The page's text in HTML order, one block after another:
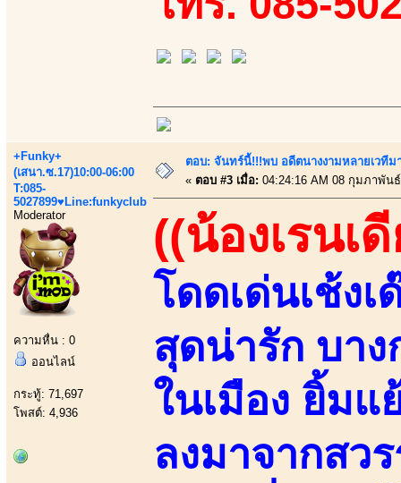
+Funky+
(เสนา.ซ.17)10:00-06:00
T:085-
5027899♥Line:funkyclub
Moderator
ความหื่น : 0
ออนไลน์
กระทู้: 71,697
โพสต์: 4,936
ตอบ: จันทร์นี้!!!พบ อดีตนางงามหลายเวที
« ตอบ #3 เมื่อ: 04:24:16 AM 08 กุมภาพัน
((น้องเรนเ
โดดเด่นเช้ง
สุดน่ารัก บา
ในเมือง ยิ้ม
ลงมาจากสว